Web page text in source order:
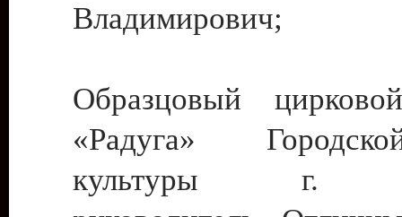
Владимирович;
Образцовый
«Радуга»
культуры г.